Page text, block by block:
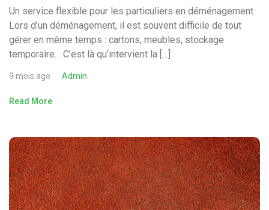
Un service flexible pour les particuliers en déménagement
Lors d’un déménagement, il est souvent difficile de tout
gérer en même temps : cartons, meubles, stockage
temporaire… C’est là qu’intervient la […]
9 mois ago Admin
Read More